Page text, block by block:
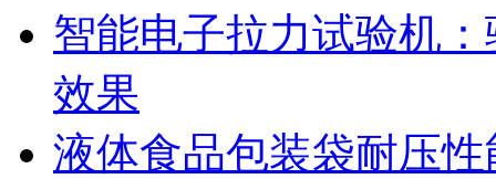
智能电子拉力试验机
效果
液体食品包装袋耐压